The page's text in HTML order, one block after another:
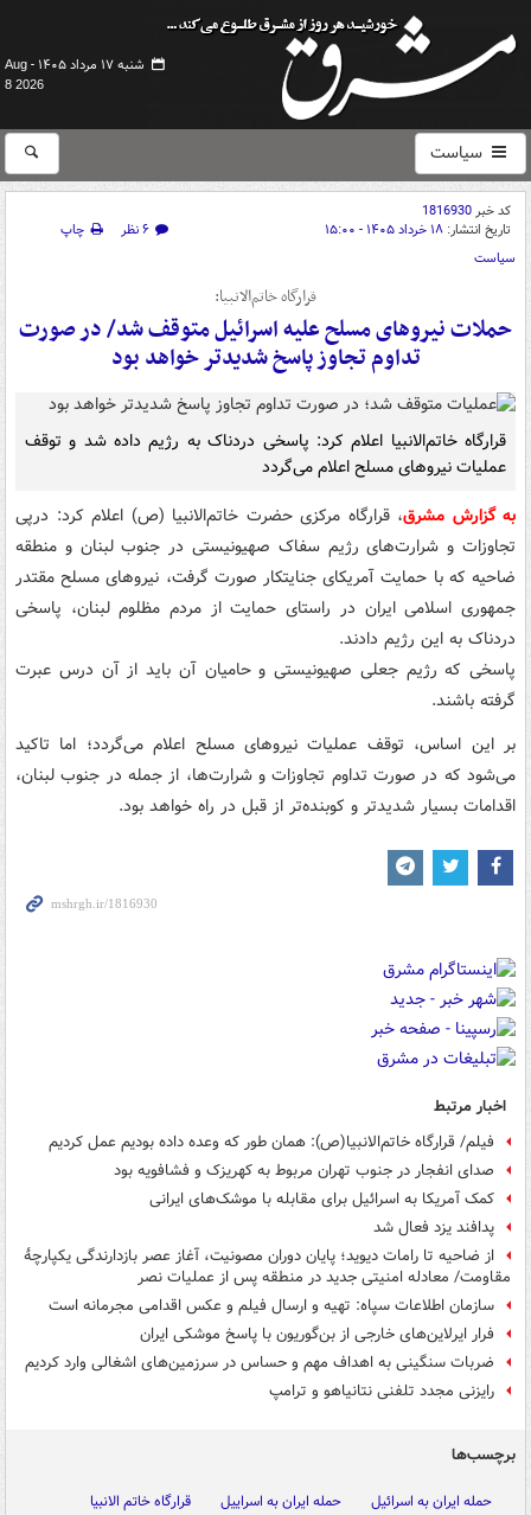
شنبه ۱۷ مرداد ۱۴۰۵ -
Aug
8 2026
سیاست
کد خبر1816930
تاریخ انتشار: ۱۸ خرداد ۱۴۰۵ - ۱۵:۰۰ ۶ نظر
چاپ
سیاست
قرارگاه خاتم‌الانبیا:
حملات نیروهای مسلح علیه اسرائیل متوقف شد/ در صورت
تداوم تجاوز پاسخ شدیدتر خواهد بود
قرارگاه خاتم‌الانبیا اعلام کرد: پاسخی دردناک به رژیم داده شد و توقف
عملیات نیروهای مسلح اعلام می‌گردد
به گزارش مشرق، قرارگاه مرکزی حضرت خاتم‌الانبیا (ص) اعلام کرد: درپی
تجاوزات و شرارت‌های رژیم سفاک صهیونیستی در جنوب لبنان و منطقه
ضاحیه که با حمایت آمریکای جنایتکار صورت گرفت، نیروهای مسلح مقتدر
جمهوری اسلامی ایران در راستای حمایت از مردم مظلوم لبنان، پاسخی
دردناک به این رژیم دادند.
پاسخی که رژیم جعلی صهیونیستی و حامیان آن باید از آن درس عبرت
گرفته باشند.
بر این اساس، توقف عملیات نیروهای مسلح اعلام می‌گردد؛ اما تاکید
می‌شود که در صورت تداوم تجاوزات و شرارت‌ها، از جمله در جنوب لبنان،
اقدامات بسیار شدیدتر و کوبنده‌تر از قبل در راه خواهد بود.
اخبار مرتبط
فیلم/ قرارگاه خاتم‌الانبیا(ص): همان طور که وعده داده بودیم عمل کردیم
صدای انفجار در جنوب تهران مربوط به کهریزک و فشافویه بود
کمک آمریکا به اسرائیل برای مقابله با موشک‌های ایرانی
پدافند یزد فعال شد
از ضاحیه تا رامات دیوید؛ پایان دوران مصونیت، آغاز عصر بازدارندگی یکپارچهٔ
مقاومت/ معادله امنیتی جدید در منطقه پس از عملیات نصر
سازمان اطلاعات سپاه: تهیه و ارسال فیلم و عکس اقدامی مجرمانه است
فرار ایرلاین‌های خارجی از بن‌گوریون با پاسخ موشکی ایران
ضربات سنگینی به اهداف مهم و حساس در سرزمین‌های اشغالی وارد کردیم
رایزنی مجدد تلفنی نتانیاهو و ترامپ
برچسب‌ها
حمله ایران به اسرائیل حمله ایران به اسراییل
قرارگاه خاتم الانبیا